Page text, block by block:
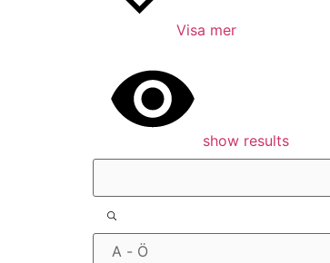
Visa mer
show results